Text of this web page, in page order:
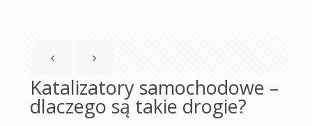
Katalizatory samochodowe –
dlaczego są takie drogie?